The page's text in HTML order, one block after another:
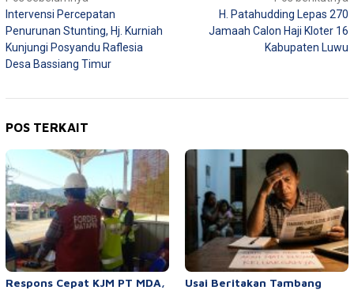
pos
Intervensi Percepatan
Penurunan Stunting, Hj. Kurniah
Kunjungi Posyandu Raflesia
Desa Bassiang Timur
H. Patahudding Lepas 270
Jamaah Calon Haji Kloter 16
Kabupaten Luwu
POS TERKAIT
Respons Cepat KJM PT MDA,
Usai Beritakan Tambang